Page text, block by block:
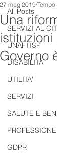
All Posts
SERVIZI AL
UNAFTISP
DISABILITA'
UTILITA'
SERVIZI
SALUTE E
PROFESSIONE
GDPR
Una
Governo
27 mag 2019